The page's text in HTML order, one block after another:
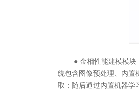
● 金相性能建模模块：
统包含图像预处理、内置
取；随后通过内置机器学